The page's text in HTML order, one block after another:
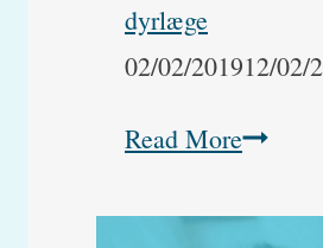
dyrlæge
02/02/201912/02/
Read MoreMin
har